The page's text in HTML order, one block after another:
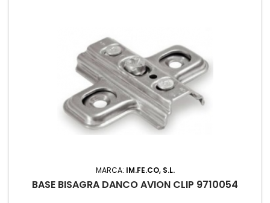
MARCA: IM.FE.CO, S.L.
BASE BISAGRA DANCO AVION CLIP 9710054